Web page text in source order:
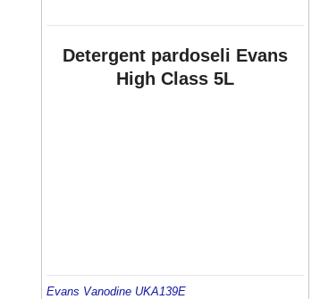
Detergent pardoseli Evans
High Class 5L
Evans Vanodine UKA139E